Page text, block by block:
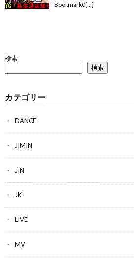
Bookmark0[…]
検索
検索
カテゴリー
DANCE
JIMIN
JIN
JK
LIVE
MV